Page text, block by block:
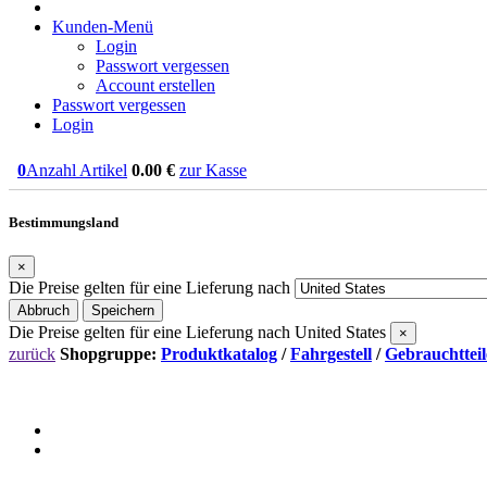
Kunden-Menü
Login
Passwort vergessen
Account erstellen
Passwort vergessen
Login
0Anzahl Artikel 0.00 € zur Kasse
Bestimmungsland
×
Die Preise gelten für eine Lieferung nach
Abbruch Speichern
Die Preise gelten für eine Lieferung nach United States ×
zurück Shopgruppe: Produktkatalog /Fahrgestell /